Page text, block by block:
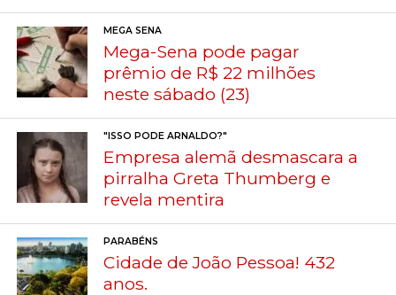
MEGA SENA
Mega-Sena pode pagar
prêmio de R$ 22 milhões
neste sábado (23)
"ISSO PODE ARNALDO?"
Empresa alemã desmascara a
pirralha Greta Thumberg e
revela mentira
PARABÉNS
Cidade de João Pessoa! 432
anos.